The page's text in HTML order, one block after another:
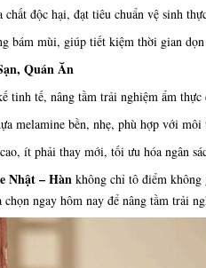
chất độc hại, đạt tiêu chuẩn vệ sinh
bám mùi, giúp tiết kiệm thời gian dọn
Quán Ăn
tinh tế, nâng tầm trải nghiệm ẩm thực
melamine bền, nhẹ, phù hợp với
ít phải thay mới, tối ưu hóa ngân
Nhật – Hànkhông chỉ tô điểm không
ngay hôm nay để nâng tầm trải